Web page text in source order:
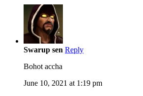
Swarup sen Reply
Bohot accha
June 10, 2021 at 1:19 pm